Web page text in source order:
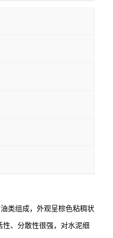
类组成，外观呈棕色粘稠状
性、分散性很强，对水泥细